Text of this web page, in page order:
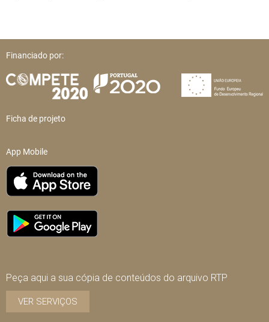
Financiado por:
Ficha de projeto
App Mobile
Peça aqui a sua cópia de conteúdos do arquivo RTP
VER SERVIÇOS